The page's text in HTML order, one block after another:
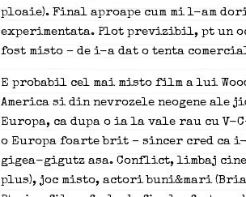
ploaie). Final aproape cum mi l-am
experimentata. Plot previzibil, pt un
fost misto – de i-a dat o tenta
E probabil cel mai misto film a lui
America si din nevrozele neogene
Europa, ca dupa o ia la vale rau cu
o Europa foarte brit – sincer cred ca
gigea-gigutz asa. Conflict, limbaj
plus), joc misto, actori buni&mari